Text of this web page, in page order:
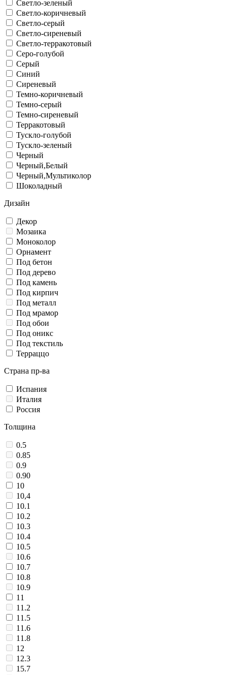
Светло-зеленый
Светло-коричневый
Светло-серый
Светло-сиреневый
Светло-терракотовый
Серо-голубой
Серый
Синий
Сиреневый
Темно-коричневый
Темно-серый
Темно-сиреневый
Терракотовый
Тускло-голубой
Тускло-зеленый
Черный
Черный,Белый
Черный,Мультиколор
Шоколадный
Дизайн
Декор
Мозаика
Моноколор
Орнамент
Под бетон
Под дерево
Под камень
Под кирпич
Под металл
Под мрамор
Под обои
Под оникс
Под текстиль
Терраццо
Страна пр-ва
Испания
Италия
Россия
Толщина
0.5
0.85
0.9
0.90
10
10,4
10.1
10.2
10.3
10.4
10.5
10.6
10.7
10.8
10.9
11
11.2
11.5
11.6
11.8
12
12.3
15.7